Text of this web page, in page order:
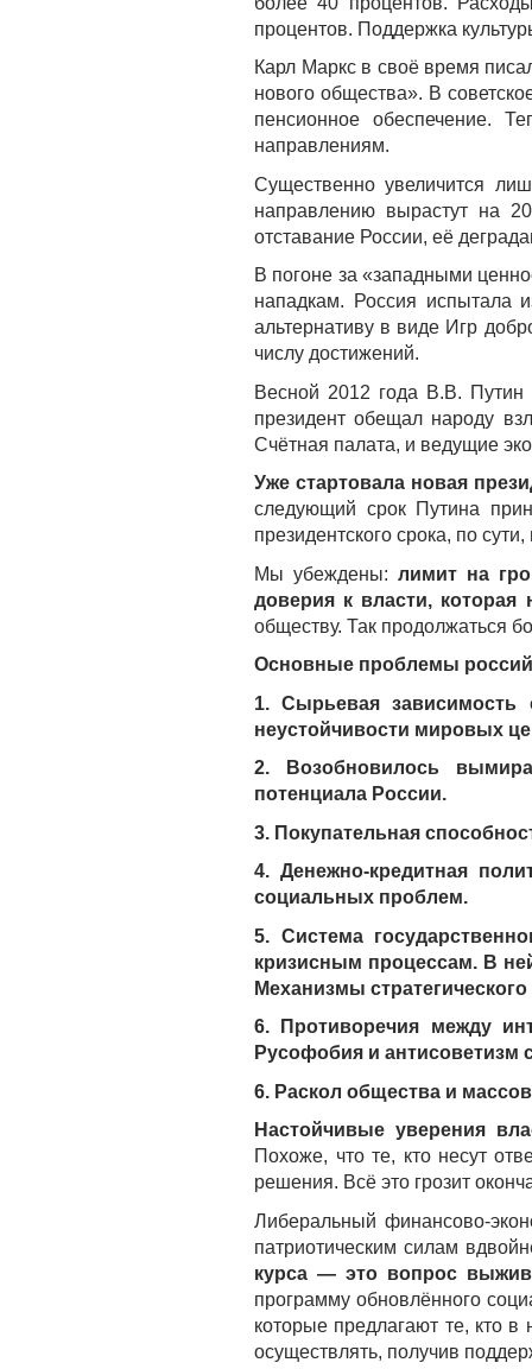
процентов. Поддержка
Карл Маркс в своё время
нового общества». В
пенсионное обеспечение.
направлениям.
Существенно увеличится
направлению вырастут на
отставание России, её
В погоне за «западными
нападкам. Россия испытала
альтернативу в виде Игр
числу достижений.
Весной 2012 года В.В. Путин
президент обещал народу
Счётная палата, и ведущие
Уже стартовала новая
следующий срок Путина
президентского срока, по
Мы убеждены:лимит на
доверия к власти, которая
обществу. Так продолжаться
Основные проблемы
1. Сырьевая зависимость
неустойчивости мировых
2. Возобновилось
потенциала России.
3. Покупательная
4. Денежно-кредитная
социальных проблем.
5. Система
кризисным процессам. В
Механизмы
6. Противоречия между
Русофобия и антисоветизм
6. Раскол общества и
Настойчивые уверения
Похоже, что те, кто несут
решения. Всё это грозит
Либеральный финансово-
патриотическим силам
курса — это вопрос
программу обновлённого
которые предлагают те, кто
осуществлять, получив